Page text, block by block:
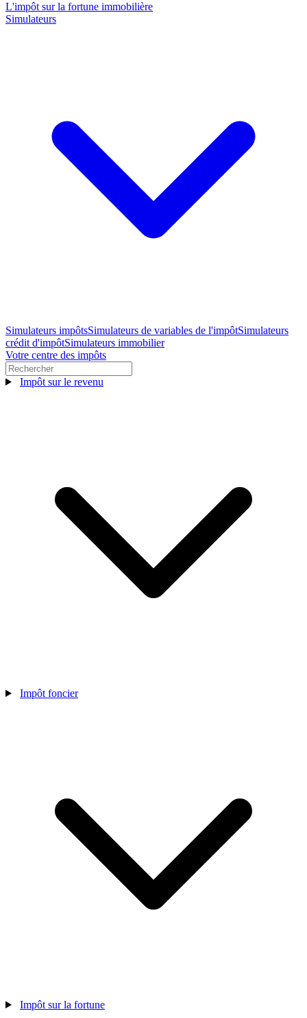
L'impôt sur la fortune immobilière
Simulateurs
Simulateurs impôtsSimulateurs de variables de l'impôtSimulateurs
crédit d'impôtSimulateurs immobilier
Votre centre des impôts
Impôt sur le revenu
Impôt foncier
Impôt sur la fortune